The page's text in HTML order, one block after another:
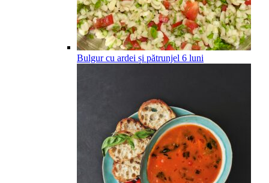
Bulgur cu ardei și pătrunjel 6 luni